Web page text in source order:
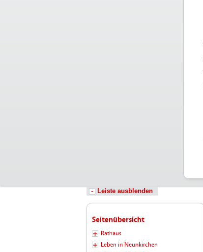
Leiste ausblenden
Seitenübersicht
Rathaus
Leben in Neunkirchen